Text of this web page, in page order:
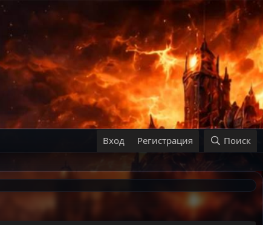
Вход Регистрация Поиск